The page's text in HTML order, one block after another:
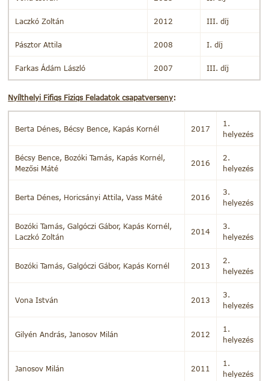
Laczkó Zoltán 2012 III. díj
Pásztor Attila 2008 I. díj
Farkas Ádám László 2007 III. díj
Nyílthelyi Fifiqs Fiziqs Feladatok csapatverseny:
Berta Dénes, Bécsy Bence, Kapás Kornél 2017
1.
helyezés
Bécsy Bence, Bozóki Tamás, Kapás Kornél,
Mezősi Máté
2016
2.
helyezés
Berta Dénes, Horicsányi Attila, Vass Máté 2016
3.
helyezés
Bozóki Tamás, Galgóczi Gábor, Kapás Kornél,
Laczkó Zoltán
2014
3.
helyezés
Bozóki Tamás, Galgóczi Gábor, Kapás Kornél 2013
2.
helyezés
Vona István 2013
3.
helyezés
Gilyén András, Janosov Milán 2012
1.
helyezés
Janosov Milán 2011
1.
helyezés